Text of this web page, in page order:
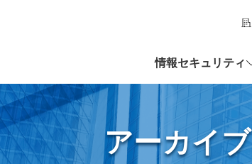
情報セキュリティ
アーカイブ